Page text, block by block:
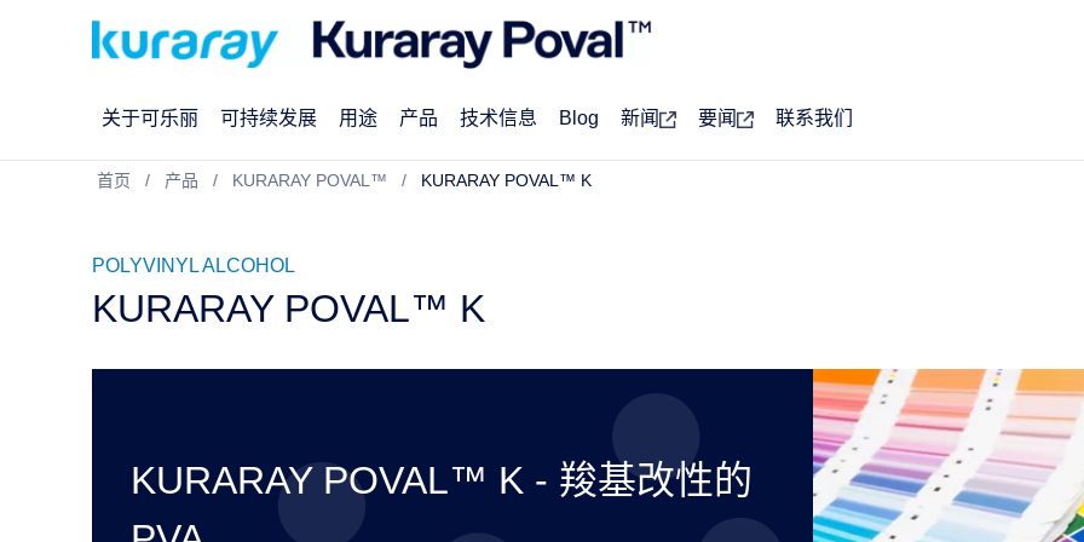
关于可乐丽 可持续发展 用途 产品 技术信息 Blog 新闻 要闻 联系我们
首页 产品 KURARAY POVAL™ KURARAY POVAL™ K
POLYVINYL ALCOHOL
KURARAY POVAL™ K
KURARAY POVAL™ K - 羧基改性的